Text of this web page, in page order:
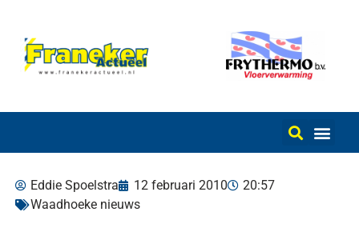
Eddie Spoelstra 12 februari 2010
20:57
Waadhoeke nieuws